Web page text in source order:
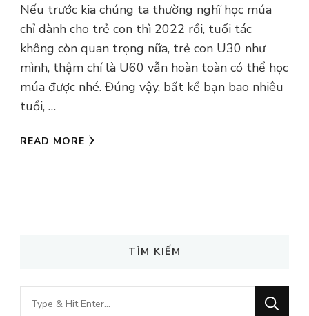
Nếu trước kia chúng ta thường nghĩ học múa
chỉ dành cho trẻ con thì 2022 rồi, tuổi tác
không còn quan trọng nữa, trẻ con U30 như
mình, thậm chí là U60 vẫn hoàn toàn có thể học
múa được nhé. Đúng vậy, bất kể bạn bao nhiêu
tuổi, …
READ MORE
TÌM KIẾM
Looking